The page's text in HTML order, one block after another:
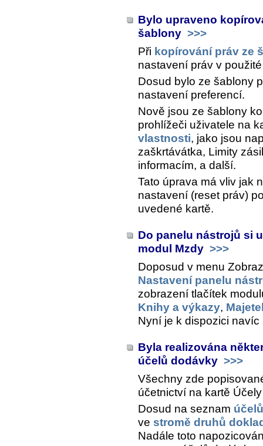
Bylo upraveno
šablony >>>
Při kopírování práv ze
nastavení práv v
Dosud bylo ze šablony
nastavení preferencí.
Nově jsou ze šablony
prohlížeči uživatele na
vlastnosti, jako jsou
zaškrtávátka, Limity
informacím, a další.
Tato úprava má vliv jak
nastavení (reset práv)
uvedené kartě.
Do panelu nástrojů si
modul Mzdy >>>
Doposud v menu
Nastavení panelu
zobrazení tlačítek
Knihy a výkazy,
Nyní je k dispozici
Byla realizována
účelů dodávky >>>
Všechny zde
účetnictví na kartě
Dosud na seznam
ve stromě druhů
Nadále toto